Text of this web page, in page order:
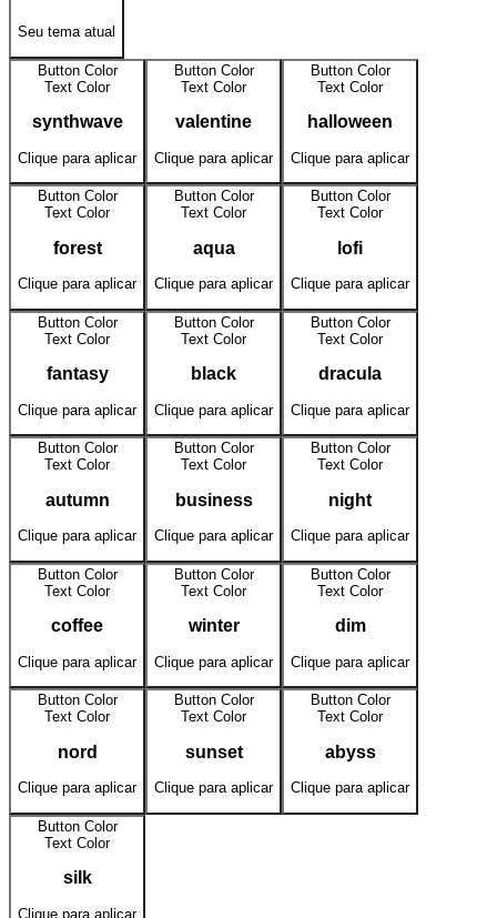
Seu tema atual
Button Color
Text Color
synthwave
Clique para aplicar
Button Color
Text Color
valentine
Clique para aplicar
Button Color
Text Color
halloween
Clique para aplicar
Button Color
Text Color
forest
Clique para aplicar
Button Color
Text Color
aqua
Clique para aplicar
Button Color
Text Color
lofi
Clique para aplicar
Button Color
Text Color
fantasy
Clique para aplicar
Button Color
Text Color
black
Clique para aplicar
Button Color
Text Color
dracula
Clique para aplicar
Button Color
Text Color
autumn
Clique para aplicar
Button Color
Text Color
business
Clique para aplicar
Button Color
Text Color
night
Clique para aplicar
Button Color
Text Color
coffee
Clique para aplicar
Button Color
Text Color
winter
Clique para aplicar
Button Color
Text Color
dim
Clique para aplicar
Button Color
Text Color
nord
Clique para aplicar
Button Color
Text Color
sunset
Clique para aplicar
Button Color
Text Color
abyss
Clique para aplicar
Button Color
Text Color
silk
Clique para aplicar